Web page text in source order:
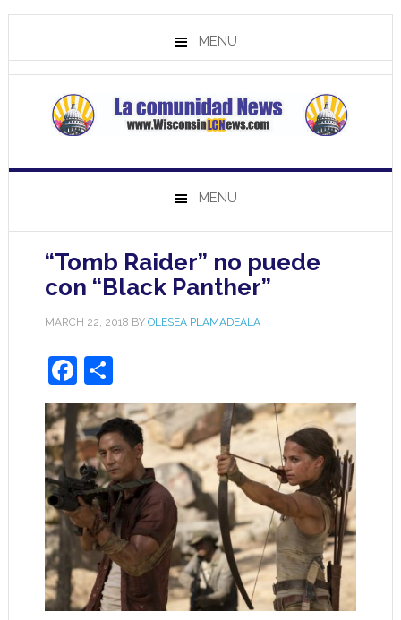
MENU
MENU
“Tomb Raider” no puede
con “Black Panther”
MARCH 22, 2018 BY OLESEA PLAMADEALA
Facebook
Share